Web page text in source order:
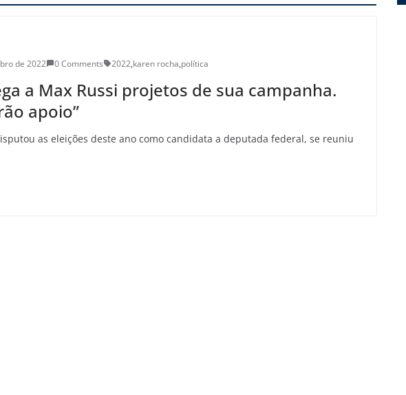
de 2022 0 Comments 2022,karen rocha,política
a Max Russi projetos de sua campanha.
apoio”
as eleições deste ano como candidata a deputada federal, se reuniu